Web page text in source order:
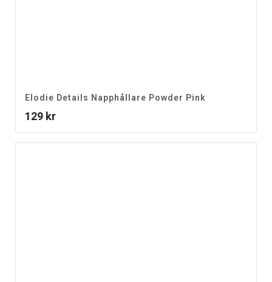
Elodie Details Napphållare Powder Pink
129 kr